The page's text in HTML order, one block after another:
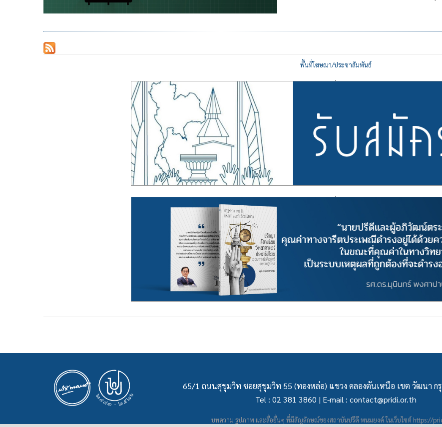
พื้นที่โฆษณา/ประชาสัมพันธ์
65/1 ถนนสุขุมวิท ซอยสุขุมวิท 55 (ทองหล่อ) แขวง คลองตันเหนือ เขต วัฒนา ก
Tel : 02 381 3860 | E-mail : contact@pridi.or.th
บทความ รูปภาพ และสื่ออื่นๆ ที่มีสัญลักษณ์ของสถาบันปรีดี พนมยงค์ ในเว็บไซต์ https://